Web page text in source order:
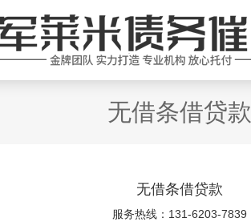
无借条借贷款
无借条借贷款
服务热线：131-6203-7839